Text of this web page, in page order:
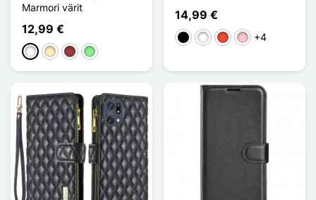
Marmori värit
12,99 €
Valkoinen
DoréRouge Foncé
Vert clair
14,99 €
MustaValkoinen
Punainen
Pinkki
+4